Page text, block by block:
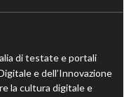
di testate e portali
e dell’Innovazione
la cultura digitale e